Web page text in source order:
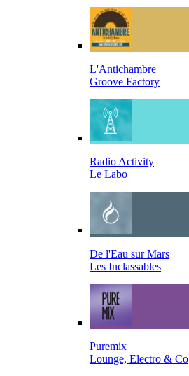
L'Antichambre
Groove Factory
Radio Activity
Le Labo
De l'Eau sur Mars
Les Inclassables
Puremix
Lounge, Electro & Co